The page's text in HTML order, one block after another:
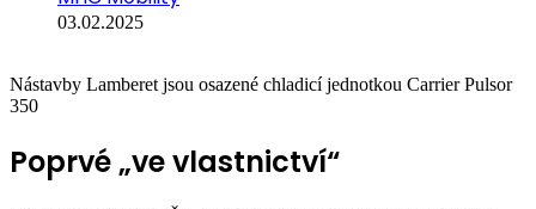
03.02.2025
Nástavby Lamberet jsou osazené chladicí jednotkou Carrier Pulsor
350
Poprvé „ve vlastnictví“